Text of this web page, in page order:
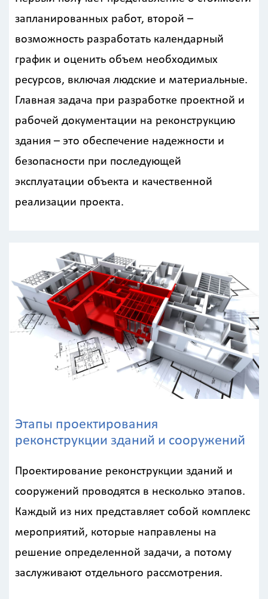
запланированных работ, второй –
возможность разработать календарный
график и оценить объем необходимых
ресурсов, включая людские и материальные.
Главная задача при разработке проектной и
рабочей документации на реконструкцию
здания – это обеспечение надежности и
безопасности при последующей
эксплуатации объекта и качественной
реализации проекта.
Этапы проектирования
реконструкции зданий и сооружений
Проектирование реконструкции зданий и
сооружений проводятся в несколько этапов.
Каждый из них представляет собой комплекс
мероприятий, которые направлены на
решение определенной задачи, а потому
заслуживают отдельного рассмотрения.